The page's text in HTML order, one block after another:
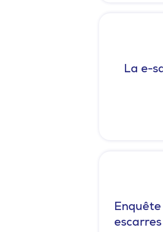
La e-